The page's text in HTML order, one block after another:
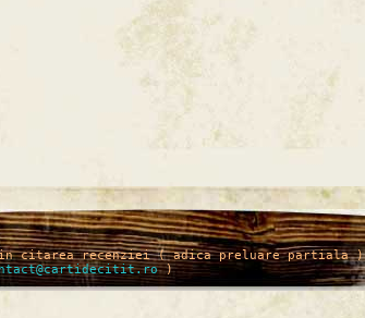
citarea recenziei ( adica preluare partiala )
)